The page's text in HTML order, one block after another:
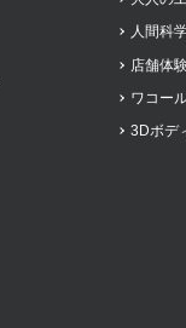
人間科
店舗体
ワコー
3Dボデ